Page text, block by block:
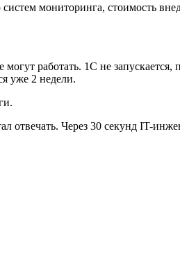
мониторинга, стоимость
работать. 1С не запускается,
уже 2 недели.
отвечать. Через 30 секунд IT-